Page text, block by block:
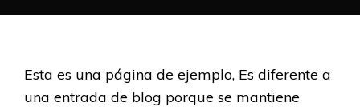
Esta es una página de ejemplo, Es diferente a
una entrada de blog porque se mantiene